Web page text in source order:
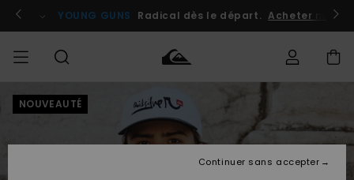
l'information
le
Se connecter / s'inscrire
YOUNG GUNS Radical dès le départ. Acheter
HOMME Vêtements
Vêtements
Shop
Surf
Shop
Homme
Snow
Shop
Homme
Outlet
Homme
Accéder à
commande
NOUVEAUTÉ
Continuer sans accepter